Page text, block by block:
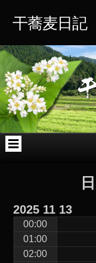
干蕎麦日記
2025 11 13
00:00
01:00
02:00